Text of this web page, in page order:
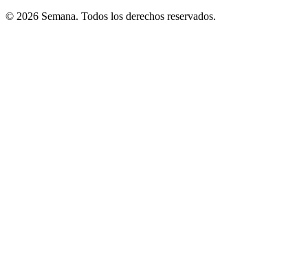
© 2026 Semana. Todos los derechos reservados.